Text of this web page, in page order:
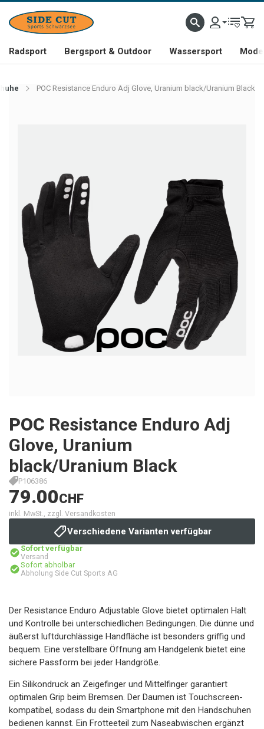
Radsport Bergsport & Outdoor Wassersport
POC Resistance Enduro Adj Glove, Uranium black/Uranium Black
POC Resistance Enduro Adj
Glove, Uranium
black/Uranium Black
P106386
79.00CHF
inkl. MwSt., zzgl. Versandkosten
Verschiedene Varianten verfügbar
Sofort verfügbar
Versand
Sofort abholbar
Abholung Side Cut Sports AG
Der Resistance Enduro Adjustable Glove bietet optimalen Halt
und Kontrolle bei unterschiedlichen Bedingungen. Die dünne und
äußerst luftdurchlässige Handfläche ist besonders griffig und
bequem. Eine verstellbare Öffnung am Handgelenk bietet eine
sichere Passform bei jeder Handgröße.
Ein Silikondruck an Zeigefinger und Mittelfinger garantiert
optimalen Grip beim Bremsen. Der Daumen ist Touchscreen-
kompatibel, sodass du dein Smartphone mit den Handschuhen
bedienen kannst. Ein Frotteeteil zum Naseabwischen ergänzt